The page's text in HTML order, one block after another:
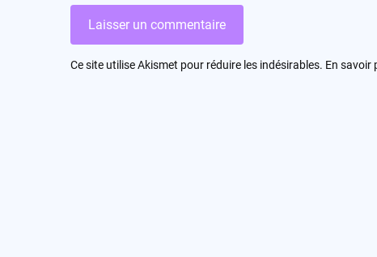
Ce site utilise Akismet pour réduire les indésirables. En savoir